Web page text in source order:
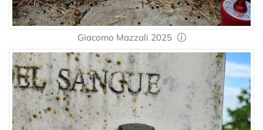
Giacomo Mazzali 2025